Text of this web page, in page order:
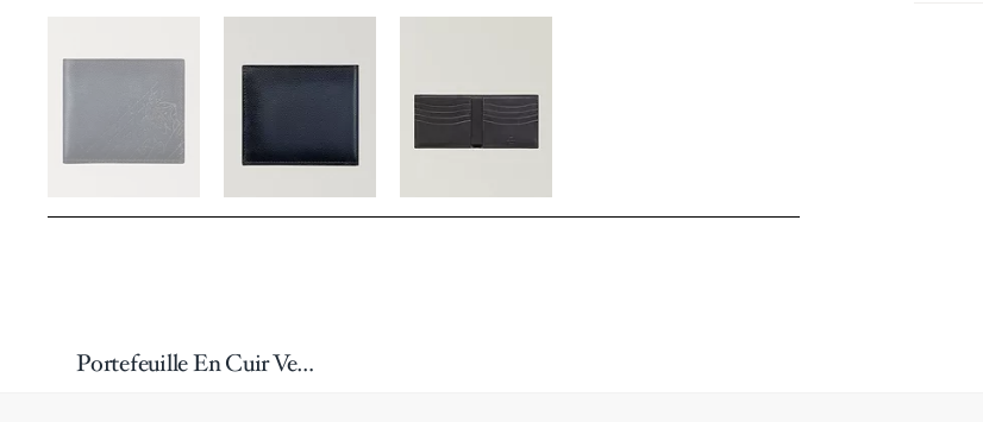
Portefeuille En Cuir Venezia À Motif Scritto